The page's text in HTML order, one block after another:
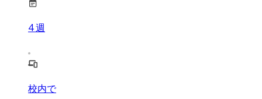
4週
校内で